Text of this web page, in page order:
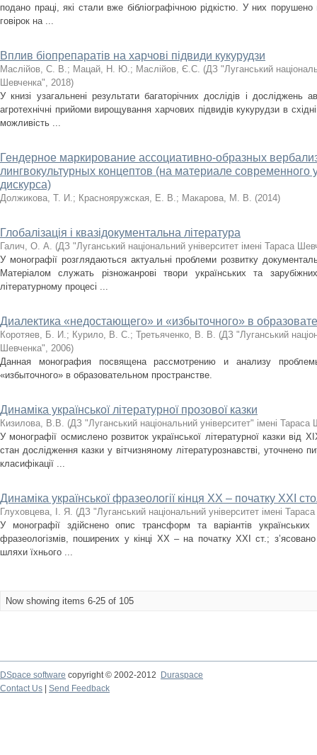
подано праці, які стали вже бібліографічною рідкістю. У них порушено
говірок на ...
Вплив біопрепаратів на харчові підвиди кукурудзи
Маслійов, С. В.; Мацай, Н. Ю.; Маслійов, Є.С. (ДЗ "Луганський
Шевченка", 2018)
У книзі узагальнені результати багаторічних дослідів і досліджень
агротехнічні прийоми вирощування харчових підвидів кукурудзи в
можливість ...
Гендерное маркирование ассоциативно-образных
лингвокультурных концептов (на материале современного
дискурса)
Должикова, Т. И.; Краснояружская, Е. В.; Макарова, М. В. (2014)
Глобалізація і квазідокументальна література
Галич, О. А. (ДЗ "Луганський національний університет імені Тараса
У монографії розглядаються актуальні проблеми розвитку
Матеріалом служать різножанрові твори українських та
літературному процесі ...
Диалектика «недостающего» и «избыточного» в
Коротяев, Б. И.; Курило, В. С.; Третьяченко, В. В. (ДЗ "Луганський
Шевченка", 2006)
Данная монография посвящена рассмотрению и анализу
«избыточного» в образовательном пространстве.
Динаміка української літературної прозової казки
Кизилова, В.В. (ДЗ "Луганський національний університет" імені Тараса
У монографії осмислено розвиток української літературної казки від
стан дослідження казки у вітчизняному літературознавстві, уточнено
класифікації ...
Динаміка української фразеології кінця ХХ – початку ХХІ
Глуховцева, І. Я. (ДЗ "Луганський національний університет імені
У монографії здійснено опис трансформ та варіантів українських
фразеологізмів, поширених у кінці ХХ – на початку ХХІ ст.; з’ясовано
шляхи їхнього ...
Now showing items 6-25 of 105
DSpace software copyright © 2002-2012
Duraspace
Contact Us
Send Feedback